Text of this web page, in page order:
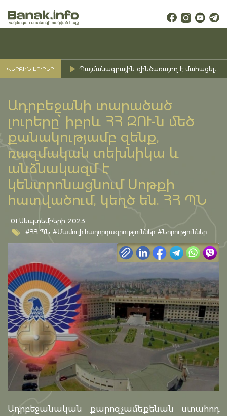
ՎԵՐՋԻՆ ԼՈՒՐԵՐ Պայմանագրային զինծառայող է մահացել․
Ադրբեջանի տարածած
լուրերը՝ իբրև ՀՀ ԶՈՒ-ն մեծ
քանակությամբ զենք,
ռազմական տեխնիկա և
անձնակազմ է
կենտրոնացնում Սոթքի
հատվածում, կեղծ են. ՀՀ ՊՆ
01 Սեպտեմբերի 2023
#ՀՀ ՊՆ #Մամուլի հաղորդագրություններ #Նորություններ
Ադրբեջանական քարոզչամեքենան ստահոդ